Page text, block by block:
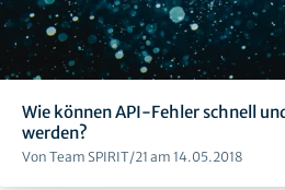
Wie können API-Fehler schnell
werden?
Von Team SPIRIT/21 am 14.05.2018